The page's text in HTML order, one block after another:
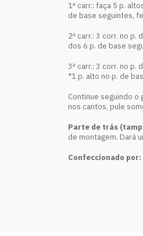
1ª carr.: faça 5 p.
de base seguintes,
2ª carr.: 3 corr. no p.
dos 6 p. de base
3ª carr.: 3 corr. no p.
*1 p. alto no p. de
Continue seguindo
nos cantos, pule
Parte de trás
de montagem. Dará
Confeccionado por: